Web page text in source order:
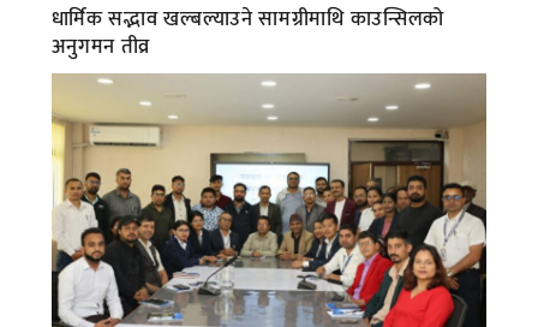
धार्मिक सद्भाव खल्बल्याउने सामग्रीमाथि काउन्सिलको
अनुगमन तीव्र